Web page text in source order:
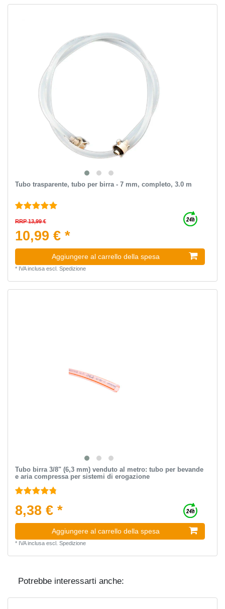
Tubo trasparente, tubo per birra - 7 mm, completo, 3.0 m
RRP 13,99 €
10,99 € *
Aggiungere al carrello della spesa
* IVA inclusaescl. Spedizione
Tubo birra 3/8" (6,3 mm) venduto al metro: tubo per bevande
e aria compressa per sistemi di erogazione
8,38 € *
Aggiungere al carrello della spesa
* IVA inclusaescl. Spedizione
Potrebbe interessarti anche: